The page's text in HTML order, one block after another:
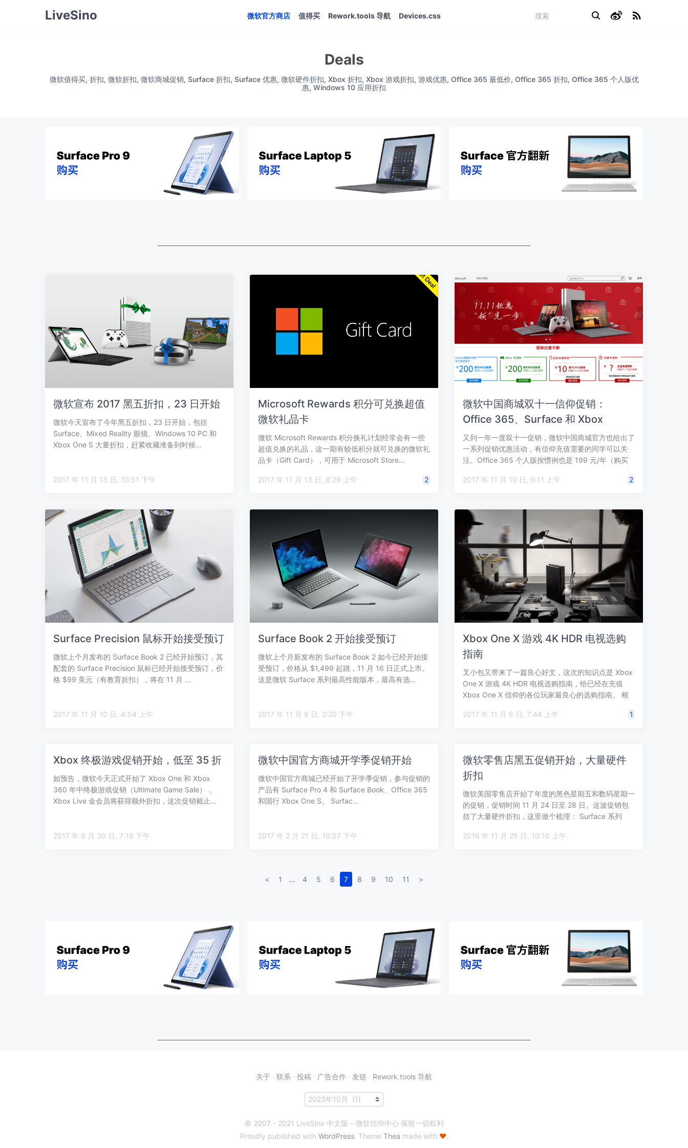
LiveSino 微软官方商店 值得买 Rework.tools 导航 Devices.css
Deals
微软值得买, 折扣, 微软折扣, 微软商城促销, Surface 折扣, Surface 优惠, 微软硬件折扣, Xbox 折扣, Xbox 游戏折扣, 游戏优惠, Office 365 最低价, Office 365 折扣, Office 365 个人版优
惠, Windows 10 应用折扣
微软宣布 2017 黑五折扣，23 日开始
微软今天宣布了今年黑五折扣，23 日开始，包括
Surface、Mixed Reality 眼镜、Windows 10 PC 和
Xbox One S 大量折扣，赶紧收藏准备到时候…
2017 年 11 月 13 日, 10:51 下午
Microsoft Rewards 积分可兑换超值
微软礼品卡
微软 Microsoft Rewards 积分换礼计划经常会有一些
超值兑换的礼品，这一期有较低积分就可兑换的微软礼
品卡（Gift Card），可用于 Microsoft Store…
2017 年 11 月 13 日, 8:29 上午 2
微软中国商城双十一信仰促销：
Office 365、Surface 和 Xbox
又到一年一度双十一促销，微软中国商城官方也给出了
一系列促销优惠活动，有信仰充值需要的同学可以关
注。Office 365 个人版按惯例也是 199 元/年（购买
2017 年 11 月 10 日, 9:11 上午
2
Surface Precision 鼠标开始接受预订
微软上个月发布的 Surface Book 2 已经开始预订，其
配套的 Surface Precision 鼠标已经开始接受预订，价
格 $99 美元（有教育折扣），将在 11 月 …
2017 年 11 月 10 日, 4:54 上午
Surface Book 2 开始接受预订
微软上个月新发布的 Surface Book 2 如今已经开始接
受预订，价格从 $1,499 起跳，11 月 16 日正式上市。
这是微软 Surface 系列最高性能版本，最高有选…
2017 年 11 月 9 日, 2:20 下午
Xbox One X 游戏 4K HDR 电视选购
指南
叉小包又带来了一篇良心好文，这次的知识点是 Xbox
One X 游戏 4K HDR 电视选购指南，给已经在充值
Xbox One X 信仰的各位玩家最良心的选购指南。 根
2017 年 11 月 8 日, 7:44 上午
1
Xbox 终极游戏促销开始，低至 35 折
如预告，微软今天正式开始了 Xbox One 和 Xbox
360 年中终极游戏促销（Ultimate Game Sale），
Xbox Live 金会员将获得额外折扣，这次促销截止…
2017 年 6 月 30 日, 7:19 下午
微软中国官方商城开学季促销开始
微软中国官方商城已经开始了开学季促销，参与促销的
产品有 Surface Pro 4 和 Surface Book、Office 365
和国行 Xbox One S。 Surfac…
2017 年 2 月 21 日, 10:57 下午
微软零售店黑五促销开始，大量硬件
折扣
微软美国零售店开始了年度的黑色星期五和数码星期一
的促销，促销时间 11 月 24 日至 28 日。这波促销包
括了大量硬件折扣，这里做个梳理： Surface 系列
2016 年 11 月 25 日, 10:10 上午
< 1 ... 4 5 6 7 8 9 10 11 >
关于 · 联系 · 投稿 · 广告合作 · 友链 · Rework.tools 导航
© 2007 - 2021 LiveSino 中文版 – 微软信仰中心 保留一切权利
Proudly published with WordPress. Theme Thea made with ♥.